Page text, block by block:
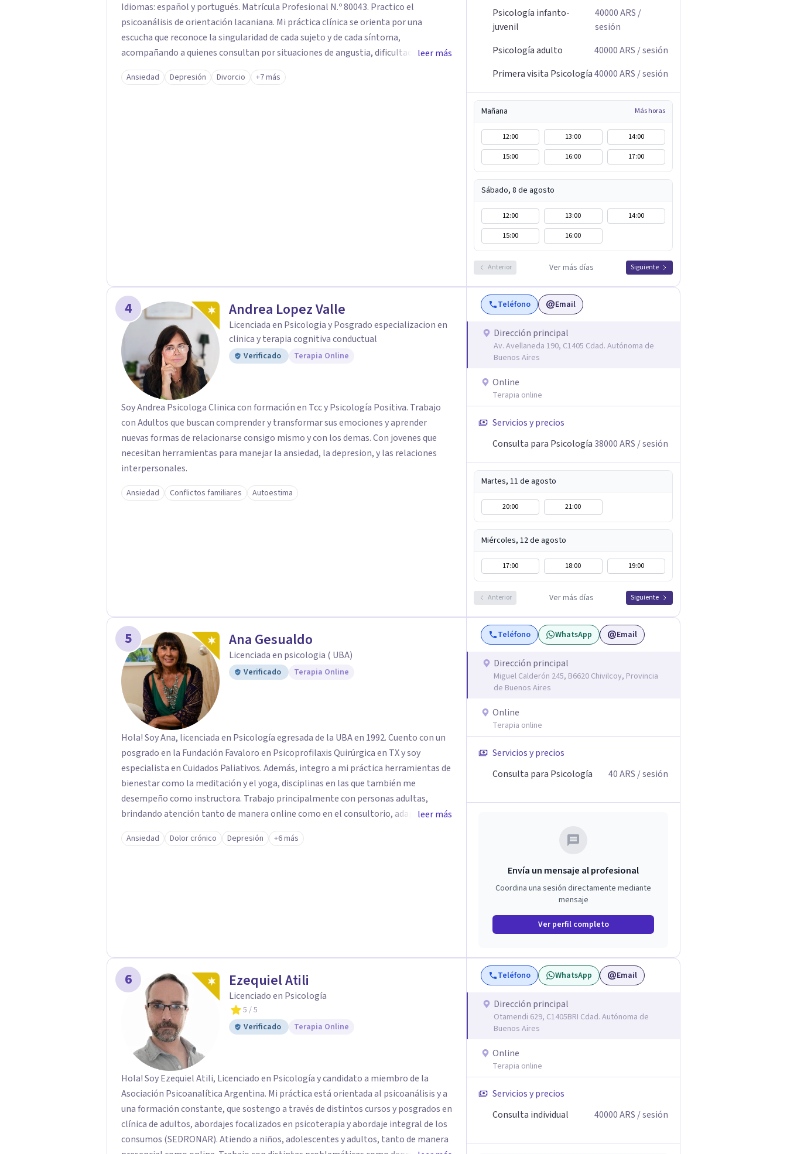
Idiomas: español y portugués. Matrícula Profesional N.º 80043. Practico el
psicoanálisis de orientación lacaniana. Mi práctica clínica se orienta por una
escucha que reconoce la singularidad de cada sujeto y de cada síntoma,
acompañando a quienes consultan por situaciones de angustia, dificultades en los
vínculos, inhibiciones, duelos, crisis vitales, padecimientos subjetivos y otros
modos de malestar. La práctica analítica propone un espacio de palabra donde
leer más
Ansiedad Depresión Divorcio +7 más
Psicología infanto-
juvenil
40000ARS /
sesión
Psicología adulto
40000ARS / sesión
Primera visita Psicología40000ARS / sesión
Mañana Más horas
12:00 13:00
14:00
15:00
16:00 17:00
Sábado, 8 de agosto
12:00 13:00
14:00
15:00
16:00
Anterior Ver más días Siguiente
4 Andrea Lopez Valle
Licenciada en Psicologia y Posgrado especializacion en
clinica y terapia cognitiva conductual
Verificado Terapia Online
Soy Andrea Psicologa Clinica con formación en Tcc y Psicología Positiva. Trabajo
con Adultos que buscan comprender y transformar sus emociones y aprender
nuevas formas de relacionarse consigo mismo y con los demas. Con jovenes que
necesitan herramientas para manejar la ansiedad, la depresion, y las relaciones
interpersonales.
Ansiedad Conflictos familiares Autoestima
Teléfono Email
Dirección principal
Av. Avellaneda 190, C1405 Cdad. Autónoma de
Buenos Aires
Online
Terapia online
Servicios y precios
Consulta para Psicología38000ARS / sesión
Martes, 11 de agosto
20:00 21:00
Miércoles, 12 de agosto
17:00 18:00 19:00
Anterior Ver más días Siguiente
5 Ana Gesualdo
Licenciada en psicologia ( UBA)
Verificado Terapia Online
Hola! Soy Ana, licenciada en Psicología egresada de la UBA en 1992. Cuento con un
posgrado en la Fundación Favaloro en Psicoprofilaxis Quirúrgica en TX y soy
especialista en Cuidados Paliativos. Además, integro a mi práctica herramientas de
bienestar como la meditación y el yoga, disciplinas en las que también me
desempeño como instructora. Trabajo principalmente con personas adultas,
brindando atención tanto de manera online como en el consultorio, adaptándome
a las necesidades de cada paciente. Acompaño procesos vinculados a la ansiedad, la
depresión, el estrés, el duelo, el dolor crónico y distintos momentos vitales que
leer más
Ansiedad Dolor crónico Depresión +6 más
Teléfono WhatsApp Email
Dirección principal
Miguel Calderón 245, B6620 Chivilcoy, Provincia
de Buenos Aires
Online
Terapia online
Servicios y precios
Consulta para Psicología
40ARS / sesión
Envía un mensaje al profesional
Coordina una sesión directamente mediante
mensaje
Ver perfil completo
6 Ezequiel Atili
Licenciado en Psicología
5 / 5
Verificado
Terapia Online
Hola! Soy Ezequiel Atili, Licenciado en Psicología y candidato a miembro de la
Asociación Psicoanalítica Argentina. Mi práctica está orientada al psicoanálisis y a
una formación constante, que sostengo a través de distintos cursos y posgrados en
clínica de adultos, abordajes focalizados en psicoterapia y abordaje integral de los
consumos (SEDRONAR). Atiendo a niños, adolescentes y adultos, tanto de manera
Teléfono WhatsApp Email
Dirección principal
Otamendi 629, C1405BRI Cdad. Autónoma de
Buenos Aires
Online
Terapia online
Servicios y precios
Consulta individual
40000ARS / sesión